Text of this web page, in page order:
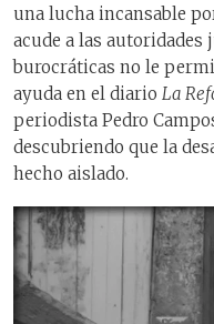
una lucha incansable
acude a las autoridades
burocráticas no le
ayuda en el diario La
periodista Pedro
descubriendo que la
hecho aislado.